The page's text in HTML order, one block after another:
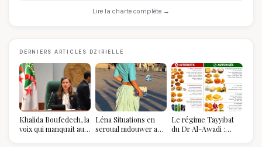
Lire la charte complète →
DERNIERS ARTICLES DZIRIELLE
Khalida Boufedech, la
voix qui manquait au
Léna Situations en
seroual mdouwer au
Le régime Tayyibat
du Dr Al-Awadi :